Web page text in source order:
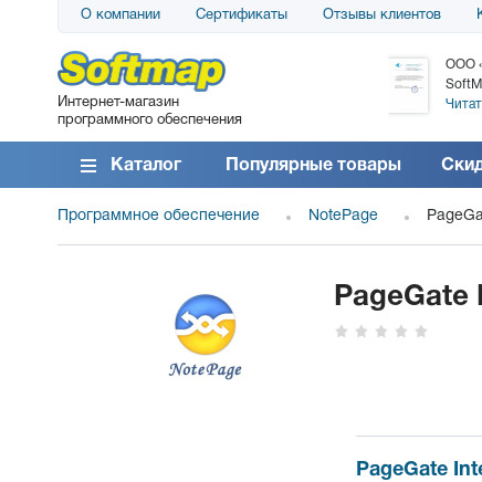
О компании Сертификаты Отзывы клиентов
Интернет-магазин
программного обеспечения
АО «АТС» благодарит компанию SoftMap за
поставку программного обеспечения SolarWinds
DameWare...
Читать все отзывы
ООО
Каталог Популярные товары
Программное обеспечение NotePage
PageGate